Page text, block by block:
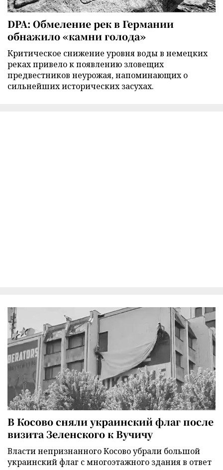
DPA: Обмеление рек в Германии
обнажило «камни голода»
Критическое снижение уровня воды в немецких
реках привело к появлению зловещих
предвестников неурожая, напоминающих о
сильнейших исторических засухах.
В Косово сняли украинский флаг после
визита Зеленского к Вучичу
Власти непризнанного Косово убрали большой
украинский флаг с многоэтажного здания в ответ